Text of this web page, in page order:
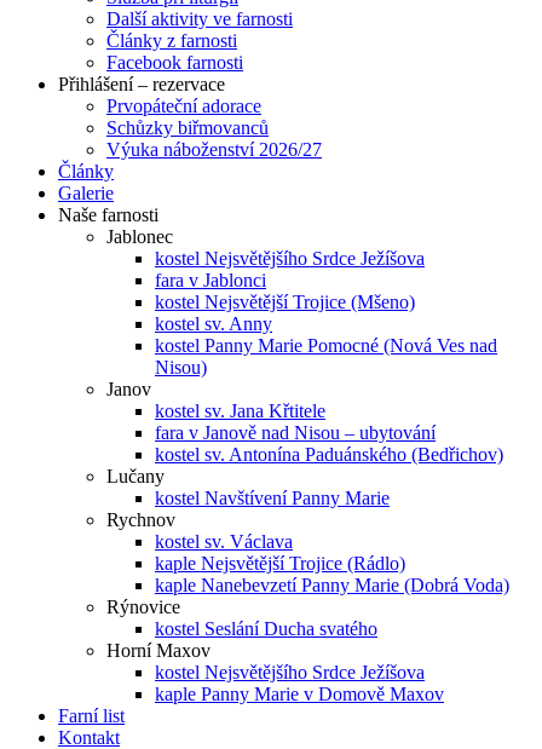
Další aktivity ve farnosti
Články z farnosti
Facebook farnosti
Přihlášení – rezervace
Prvopáteční adorace
Schůzky biřmovanců
Výuka náboženství 2026/27
Články
Galerie
Naše farnosti
Jablonec
kostel Nejsvětějšího Srdce Ježíšova
fara v Jablonci
kostel Nejsvětější Trojice (Mšeno)
kostel sv. Anny
kostel Panny Marie Pomocné (Nová Ves nad
Nisou)
Janov
kostel sv. Jana Křtitele
fara v Janově nad Nisou – ubytování
kostel sv. Antonína Paduánského (Bedřichov)
Lučany
kostel Navštívení Panny Marie
Rychnov
kostel sv. Václava
kaple Nejsvětější Trojice (Rádlo)
kaple Nanebevzetí Panny Marie (Dobrá Voda)
Rýnovice
kostel Seslání Ducha svatého
Horní Maxov
kostel Nejsvětějšího Srdce Ježíšova
kaple Panny Marie v Domově Maxov
Farní list
Kontakt